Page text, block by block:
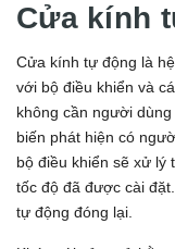
Cửa kính
Cửa kính tự động là
với bộ điều khiển và
không cần người
biến phát hiện có
bộ điều khiển sẽ xử lý
tốc độ đã được cài
tự động đóng lại.